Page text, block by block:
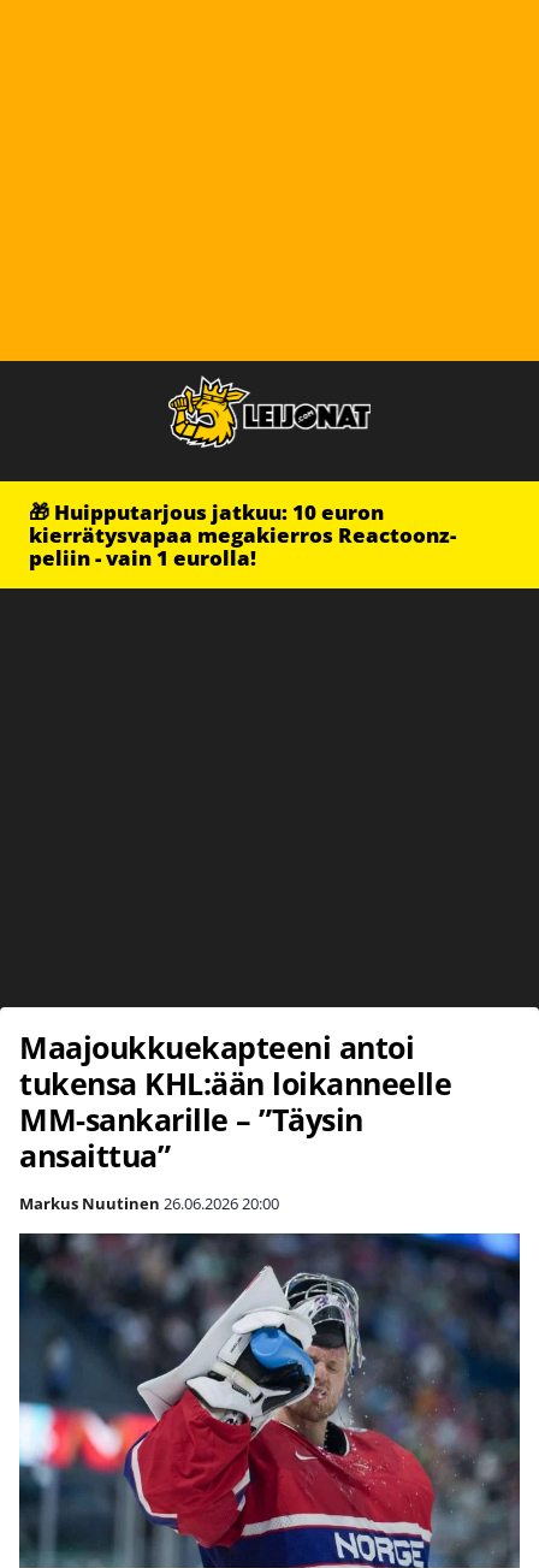
🎁 Huipputarjous jatkuu: 10 euron
kierrätysvapaa megakierros Reactoonz-
peliin - vain 1 eurolla!
Maajoukkuekapteeni antoi
tukensa KHL:ään loikanneelle
MM-sankarille – ”Täysin
ansaittua”
Markus Nuutinen 26.06.202620:00